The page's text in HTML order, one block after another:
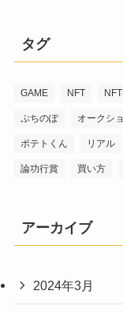
タグ
GAME NFT
ぷちのぽ オークシ
ポテトくん リアル
論功行賞 買い方
アーカイブ
2024年3月